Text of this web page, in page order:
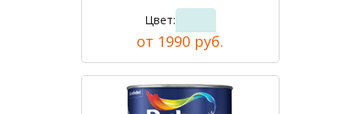
Цвет:
от 1990 руб.